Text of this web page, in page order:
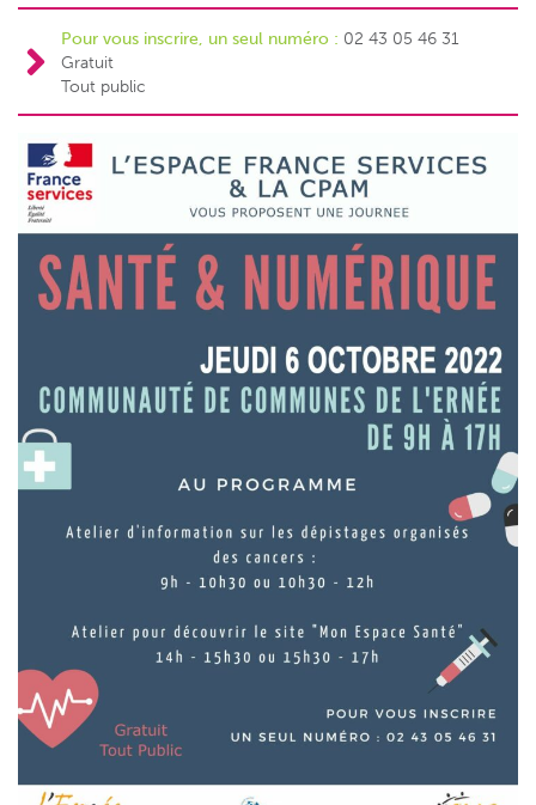
Pour vous inscrire, un seul numéro : 02 43 05 46 31
Gratuit
Tout public